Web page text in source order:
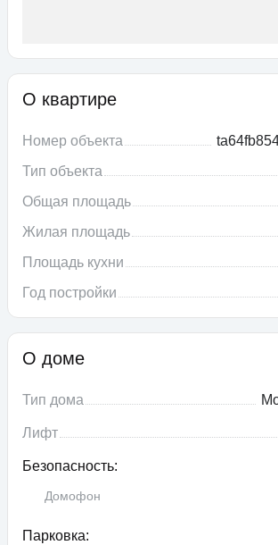
О квартире
Номер объекта
Тип объекта
Общая площадь
Жилая площадь
Площадь кухни
Год постройки
О доме
Тип дома
Лифт
Безопасность:
Домофон
Парковка: